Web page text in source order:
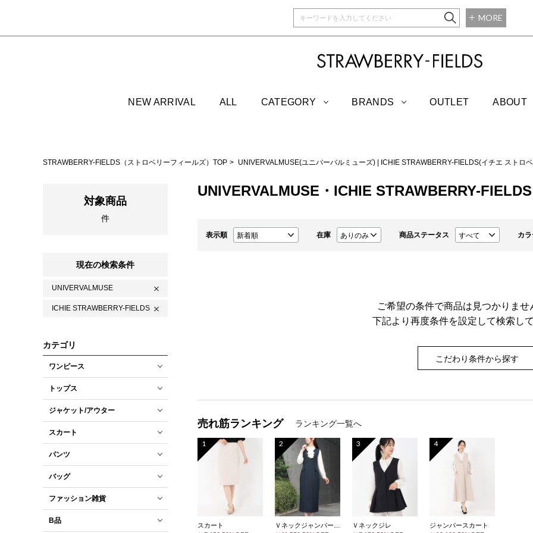
MORE
NEW ARRIVAL ALL CATEGORY BRANDS OUTLET ABOUT
STRAWBERRY-FIELDS（ストロベリーフィールズ）TOP UNIVERVALMUSE(ユニバーバルミューズ) ICHIE STRAWBERRY-FIELDS(イチエ ストロ
対象商品
件
現在の検索条件
UNIVERVALMUSE
ICHIE STRAWBERRY-FIELDS
カテゴリ
ワンピース
トップス
ジャケット/アウター
スカート
パンツ
バッグ
ファッション雑貨
B品
UNIVERVALMUSE・ICHIE STRAWBERRY-FIELDS
表示順 在庫 商品ステータス カ
ご希望の条件で商品は見つかりませ
下記より再度条件を設定して検索して
こだわり条件から探す
売れ筋ランキング ランキング一覧へ
1
スカート
2 3
Ｖネックジレ
4
ジャンパースカート